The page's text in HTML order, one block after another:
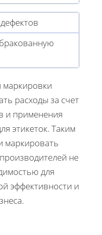
маркировки
расходы за счет
и применения
этикеток. Таким
маркировать
не
для
эффективности и